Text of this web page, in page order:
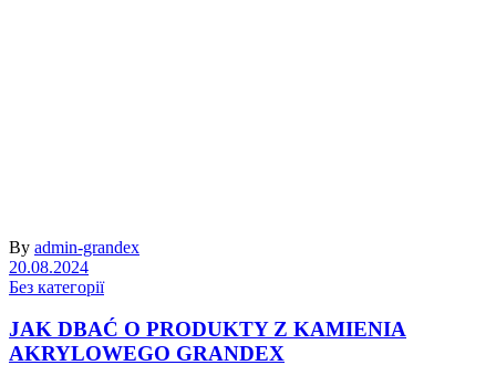
By admin-grandex
20.08.2024
Без категорії
JAK DBAĆ O PRODUKTY Z KAMIENIA
AKRYLOWEGO GRANDEX